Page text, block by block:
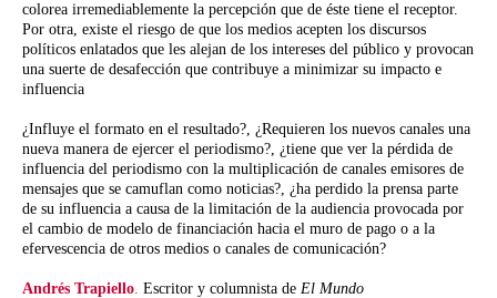
colorea irremediablemente la percepción que de éste tiene el receptor.
Por otra, existe el riesgo de que los medios acepten los discursos
políticos enlatados que les alejan de los intereses del público y provocan
una suerte de desafección que contribuye a minimizar su impacto e
influencia
¿Influye el formato en el resultado?, ¿Requieren los nuevos canales una
nueva manera de ejercer el periodismo?, ¿tiene que ver la pérdida de
influencia del periodismo con la multiplicación de canales emisores de
mensajes que se camuflan como noticias?, ¿ha perdido la prensa parte
de su influencia a causa de la limitación de la audiencia provocada por
el cambio de modelo de financiación hacia el muro de pago o a la
efervescencia de otros medios o canales de comunicación?
Andrés Trapiello. Escritor y columnista de El Mundo